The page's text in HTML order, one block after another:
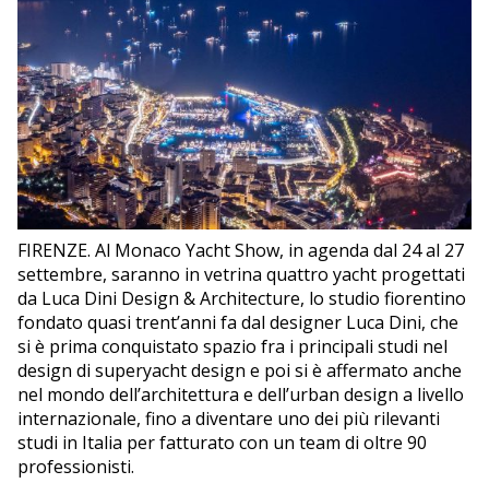
GUARDIA COSTIERA
EDITORIALI
FIRENZE. Al Monaco Yacht Show, in agenda dal 24 al 27
settembre, saranno in vetrina quattro yacht progettati
da Luca Dini Design & Architecture, lo studio fiorentino
fondato quasi trent’anni fa dal designer Luca Dini, che
si è prima conquistato spazio fra i principali studi nel
design di superyacht design e poi si è affermato anche
nel mondo dell’architettura e dell’urban design a livello
internazionale, fino a diventare uno dei più rilevanti
studi in Italia per fatturato con un team di oltre 90
professionisti.